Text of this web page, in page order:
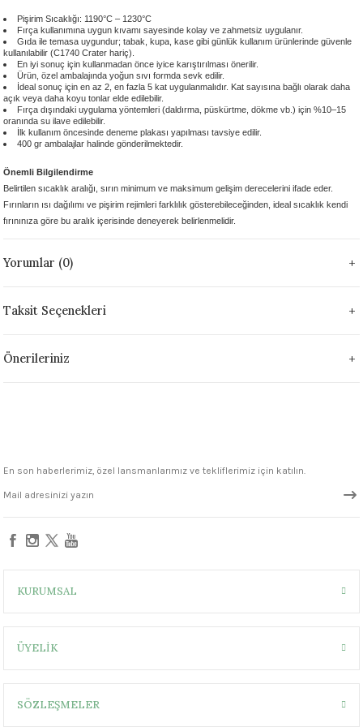
1305 °C
°C
- 1222 °C
- 1046 °C
°C
1046 °C
- 1046 °C
Pişirim Sıcaklığı: 1190°C – 1230°C
Fırça kullanımına uygun kıvamı sayesinde kolay ve zahmetsiz uygulanır.
Gıda ile temasa uygundur; tabak, kupa, kase gibi günlük kullanım ürünlerinde güvenle
kullanılabilir (C1740 Crater hariç).
En iyi sonuç için kullanmadan önce iyice karıştırılması önerilir.
Ürün, özel ambalajında yoğun sıvı formda sevk edilir.
İdeal sonuç için en az 2, en fazla 5 kat uygulanmalıdır. Kat sayısına bağlı olarak daha
açık veya daha koyu tonlar elde edilebilir.
Fırça dışındaki uygulama yöntemleri (daldırma, püskürtme, dökme vb.) için %10–15
oranında su ilave edilebilir.
İlk kullanım öncesinde deneme plakası yapılması tavsiye edilir.
400 gr ambalajlar halinde gönderilmektedir.
Önemli Bilgilendirme
Belirtilen sıcaklık aralığı, sırın minimum ve maksimum gelişim derecelerini ifade eder.
Fırınların ısı dağılımı ve pişirim rejimleri farklılık gösterebileceğinden, ideal sıcaklık kendi
fırınınıza göre bu aralık içerisinde deneyerek belirlenmelidir.
Yorumlar (0)
Taksit Seçenekleri
Önerileriniz
En son haberlerimiz, özel lansmanlarımız ve tekliflerimiz için katılın.
KURUMSAL
ÜYELİK
SÖZLEŞMELER